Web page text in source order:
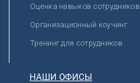
Оценка навыков сотрудников
Организационный коучинг
Тренинг для сотрудников
НАШИ ОФИСЫ